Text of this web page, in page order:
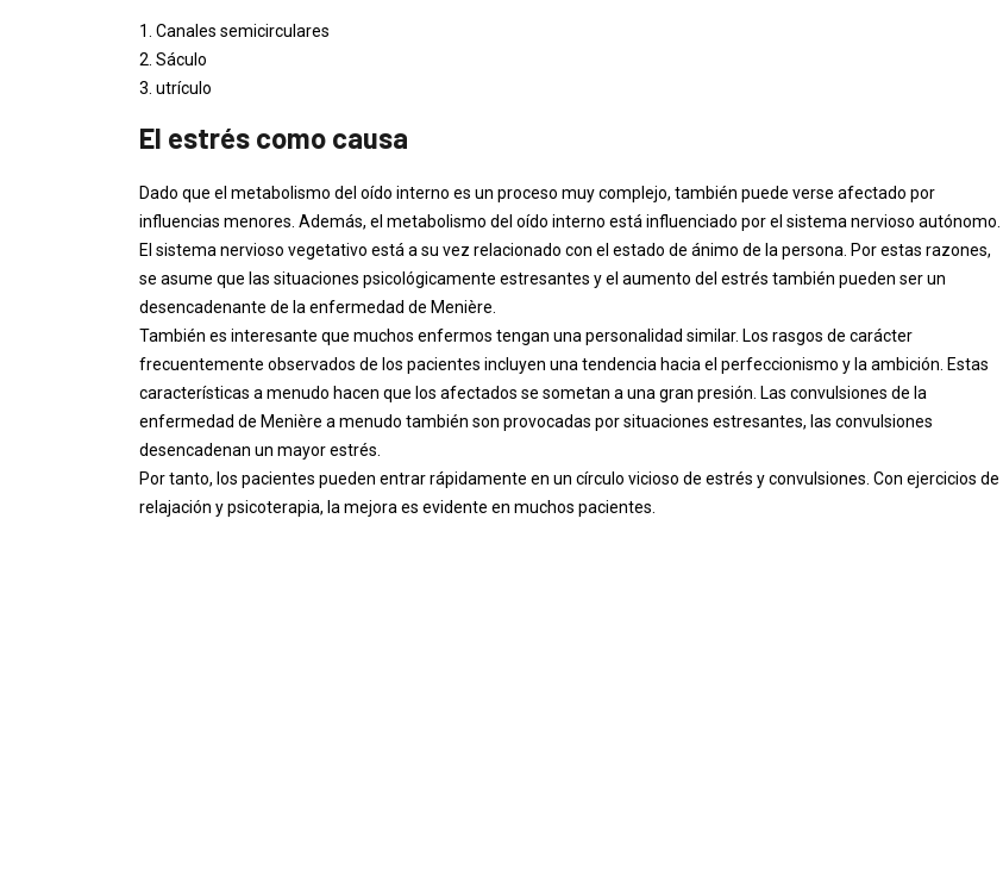
1. Canales semicirculares
2. Sáculo
3. utrículo
El estrés como causa
Dado que el metabolismo del oído interno es un proceso muy complejo, también puede verse afectado por
influencias menores. Además, el metabolismo del oído interno está influenciado por el sistema nervioso autónomo.
El sistema nervioso vegetativo está a su vez relacionado con el estado de ánimo de la persona. Por estas razones,
se asume que las situaciones psicológicamente estresantes y el aumento del estrés también pueden ser un
desencadenante de la enfermedad de Menière.
También es interesante que muchos enfermos tengan una personalidad similar. Los rasgos de carácter
frecuentemente observados de los pacientes incluyen una tendencia hacia el perfeccionismo y la ambición. Estas
características a menudo hacen que los afectados se sometan a una gran presión. Las convulsiones de la
enfermedad de Menière a menudo también son provocadas por situaciones estresantes, las convulsiones
desencadenan un mayor estrés.
Por tanto, los pacientes pueden entrar rápidamente en un círculo vicioso de estrés y convulsiones. Con ejercicios de
relajación y psicoterapia, la mejora es evidente en muchos pacientes.